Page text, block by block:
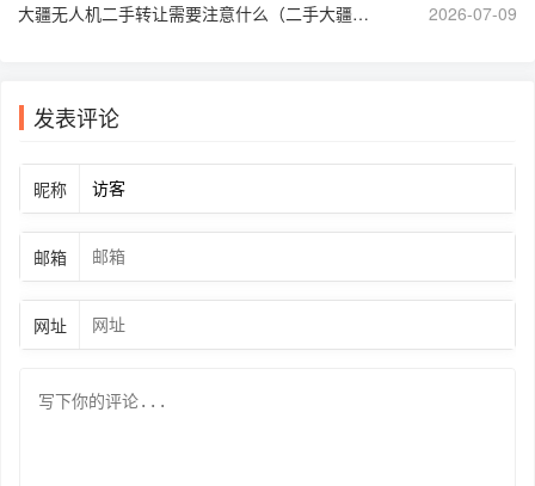
大疆无人机二手转让需要注意什么（二手大疆无人机航拍个人转让）
2026-07-09
发表评论
昵称
邮箱
网址